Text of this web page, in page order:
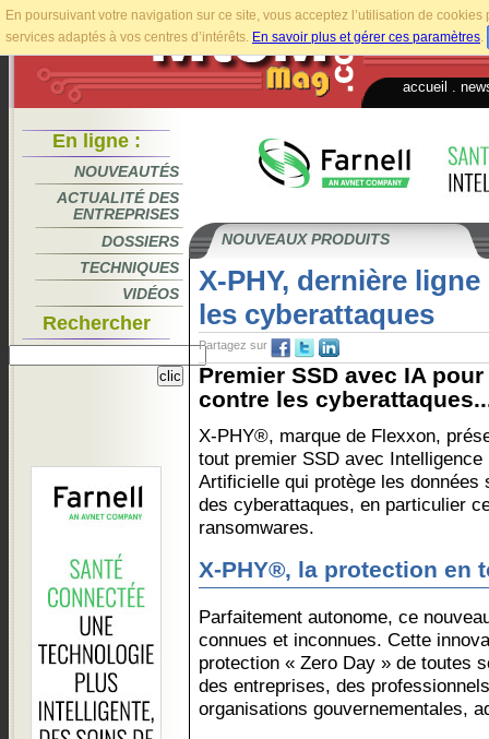
En poursuivant votre navigation sur ce site, vous acceptez l’utilisation de
services adaptés à vos centres d’intérêts. En savoir plus et gérer ces paramètres.
accueil
En ligne :
NOUVEAUTÉS
ACTUALITÉ DES
ENTREPRISES
DOSSIERS
TECHNIQUES
VIDÉOS
Rechercher
NOUVEAUX PRODUITS
X-PHY, dernière
les cyberattaques
Partagez sur
Premier SSD avec IA
contre les
X-PHY®, marque de Flexxon,
tout premier SSD avec Intelligence
Artificielle qui protège les données
des cyberattaques, en particulier
ransomwares.
X-PHY®, la protection en
Parfaitement autonome, ce
connues et inconnues. Cette
protection « Zero Day » de toutes
des entreprises, des
organisations gouvernementales,